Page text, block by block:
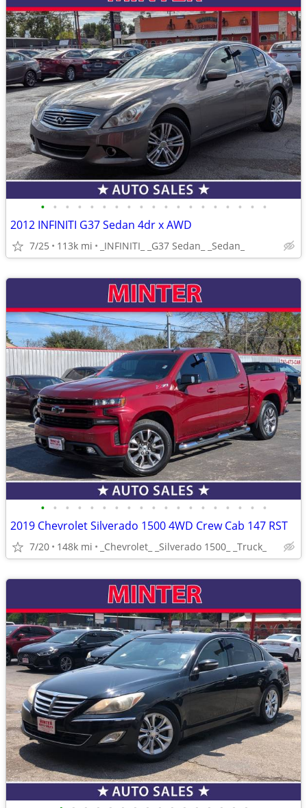
• • • • • • • • • • • • • • • • • • •
2012 INFINITI G37 Sedan 4dr x AWD
7/25 113k mi _INFINITI_ _G37 Sedan_ _Sedan_
• • • • • • • • • • • • • • • • • • •
2019 Chevrolet Silverado 1500 4WD Crew Cab 147 RST
7/20 148k mi _Chevrolet_ _Silverado 1500_ _Truck_